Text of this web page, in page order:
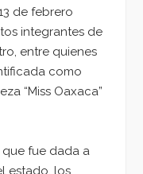
de febrero
integrantes de
entre quienes
como
“Miss Oaxaca”
fue dada a
estado, los